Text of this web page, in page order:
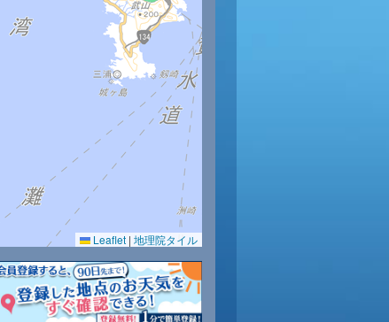
Leaflet | 地理院タイル